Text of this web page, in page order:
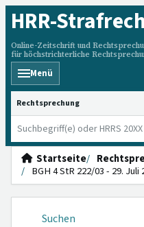
HRR-
Online-Zeitschrift und
für höchstrichterliche
Menü
HRRS durchsuchen
Startseite
BGH 4 StR 222/03 - 29. Juli
Suchen